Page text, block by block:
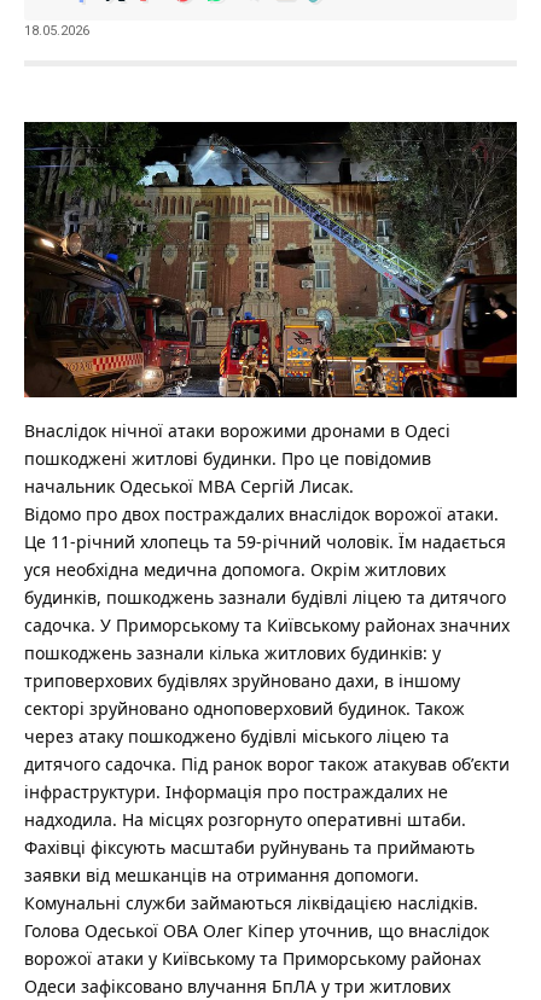
18.05.2026
Внаслідок нічної атаки ворожими дронами в Одесі
пошкоджені житлові будинки. Про це повідомив
начальник Одеської МВА Сергій Лисак.
Відомо про двох постраждалих внаслідок ворожої атаки.
Це 11-річний хлопець та 59-річний чоловік. Їм надається
уся необхідна медична допомога. Окрім житлових
будинків, пошкоджень зазнали будівлі ліцею та дитячого
садочка. У Приморському та Київському районах значних
пошкоджень зазнали кілька житлових будинків: у
триповерхових будівлях зруйновано дахи, в іншому
секторі зруйновано одноповерховий будинок. Також
через атаку пошкоджено будівлі міського ліцею та
дитячого садочка. Під ранок ворог також атакував обʼєкти
інфраструктури. Інформація про постраждалих не
надходила. На місцях розгорнуто оперативні штаби.
Фахівці фіксують масштаби руйнувань та приймають
заявки від мешканців на отримання допомоги.
Комунальні служби займаються ліквідацією наслідків.
Голова Одеської ОВА Олег Кіпер уточнив, що внаслідок
ворожої атаки у Київському та Приморському районах
Одеси зафіксовано влучання БпЛА у три житлових